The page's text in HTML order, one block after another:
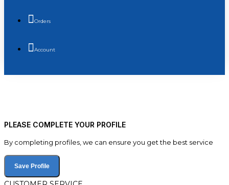
Orders
Account
PLEASE COMPLETE YOUR PROFILE
By completing profiles, we can ensure you get the best service
Save Profile